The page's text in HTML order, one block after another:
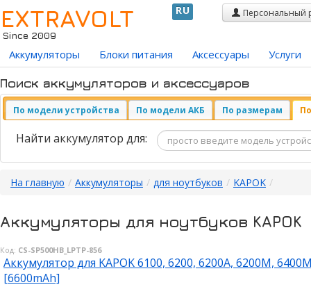
EXTRAVOLT
Since 2009
RU Персональный
Аккумуляторы Блоки питания Аксессуары Услуги
Поиск аккумуляторов и аксессуаров
По модели устройства По модели АКБ По размерам
Найти аккумулятор для:
На главную / Аккумуляторы / для ноутбуков / KAPOK /
Аккумуляторы для ноутбуков KAPOK
Код: CS-SP500HB_LPTP-856
Аккумулятор для KAPOK 6100, 6200, 6200A, 6200M,
[6600mAh]